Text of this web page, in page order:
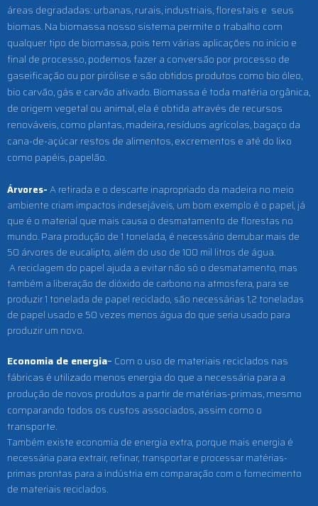
áreas degradadas: urbanas, rurais, industriais, florestais e seus
biomas. Na biomassa nosso sistema permite o trabalho com
qualquer tipo de biomassa, pois tem várias aplicações no início e
final de processo, podemos fazer a conversão por processo de
gaseificação ou por pirólise e são obtidos produtos como bio óleo,
bio carvão, gás e carvão ativado.Biomassa é toda matéria orgânica,
de origem vegetal ou animal, ela é obtida através de recursos
renováveis, como plantas, madeira, resíduos agrícolas, bagaço da
cana-de-açúcar restos de alimentos, excrementos e até do lixo
como papéis, papelão.
Árvores-A retirada e o descarte inapropriado da madeira no meio
ambiente criam impactos indesejáveis, um bom exemplo é o papel, já
que é o material que mais causa o desmatamento de florestas no
mundo. Para produção de 1 tonelada, é necessário derrubar mais de
50 árvores de eucalipto, além do uso de 100 mil litros de água.
A reciclagem do papel ajuda a evitar não só o desmatamento, mas
também a liberação de dióxido de carbono na atmosfera, para se
produzir 1 tonelada de papel reciclado, são necessárias 1,2 toneladas
de papel usado e 50 vezes menos água do que seria usado para
produzir um novo.
Economia de energia– Com o uso de materiais reciclados nas
fábricas é utilizado menos energia do que a necessária para a
produção de novos produtos a partir de matérias-primas, mesmo
comparando todos os custos associados, assim como o
transporte.
Também existe economia de energia extra, porque mais energia é
necessária para extrair, refinar, transportar e processar matérias-
primas prontas para a indústria em comparação com o fornecimento
de materiais reciclados.